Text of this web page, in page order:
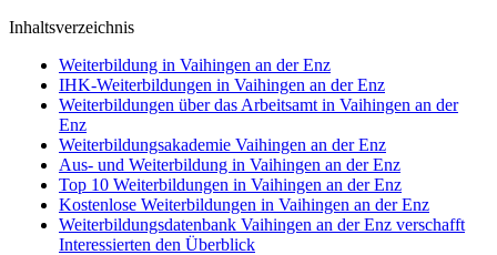
Inhaltsverzeichnis
Weiterbildung in Vaihingen an der Enz
IHK-Weiterbildungen in Vaihingen an der Enz
Weiterbildungen über das Arbeitsamt in Vaihingen an der
Enz
Weiterbildungsakademie Vaihingen an der Enz
Aus- und Weiterbildung in Vaihingen an der Enz
Top 10 Weiterbildungen in Vaihingen an der Enz
Kostenlose Weiterbildungen in Vaihingen an der Enz
Weiterbildungsdatenbank Vaihingen an der Enz verschafft
Interessierten den Überblick